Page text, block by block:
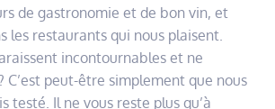
de gastronomie et de bon vin, et
les restaurants qui nous plaisent.
incontournables et ne
C’est peut-être simplement que nous
testé. Il ne vous reste plus qu’à